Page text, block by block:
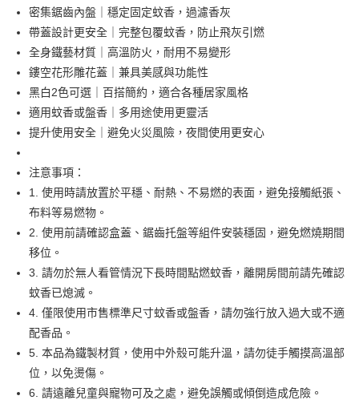
悠遊付
AFTEE先享後付
相關說明
【關於「AFTEE先享後付」】
AFTEE先享後付是「在收到商品之後才付款」的支付方式。 讓您購物簡單
１．簡單：不需註冊會員、不需綁卡、不需儲值。
２．便利：只要手機號碼，簡訊認證，即可結帳。
【「AFTEE先享後付」結帳流程】
１．於結帳方式選擇「AFTEE先享後付」後，將跳轉至「AFTEE先享後付」
結帳頁面，進行簡訊認證並確認金額後，即可完成結帳。
２．訂單成立數日內，您將收到繳費通知簡訊。
３．收到繳費通知簡訊後14天內，點擊此簡訊中的連結，可透過四大超商／
ATM／網路銀行／等多元方式進行付款，方視為交易完成。
購買商品的店家。未經商家同意取消之訂單仍視為有效，需透過AFTEE先享
後付繳納相關費用。
※ 交易是否成功請以「AFTEE先享後付 」之結帳頁面顯示為準，若有關於
是否繳費成功／繳費後需取消欲退款等相關疑問，請聯繫「AFTEE先享後付
客戶支援中心」
１．透過由恩沛科技股份有限公司提供之「AFTEE先享後付」服務完成之交
易，需依本服務之必要範圍內提供個人資料，並將交易相關給付款項請求債
ATM付款
運送方式
全家取貨付款
每筆NT$60，滿NT$499(含以上)免運費
每筆NT$60，滿NT$499(含以上)免運費
7-11取貨(快速到店)
每筆NT$115
宅配
每筆NT$100，滿NT$799(含以上)免運費
離島宅配
每筆NT$150
密集鋸齒內盤｜穩定固定蚊香，過濾香灰
帶蓋設計更安全｜完整包覆蚊香，防止飛灰引燃
全身鐵藝材質｜高溫防火，耐用不易變形
鏤空花形雕花蓋｜兼具美感與功能性
黑白2色可選｜百搭簡約，適合各種居家風格
適用蚊香或盤香｜多用途使用更靈活
提升使用安全｜避免火災風險，夜間使用更安心
注意事項：
1. 使用時請放置於平穩、耐熱、不易燃的表面，避免接觸紙張、
布料等易燃物。
2. 使用前請確認盒蓋、鋸齒托盤等組件安裝穩固，避免燃燒期間
移位。
3. 請勿於無人看管情況下長時間點燃蚊香，離開房間前請先確認
蚊香已熄滅。
4. 僅限使用市售標準尺寸蚊香或盤香，請勿強行放入過大或不適
配香品。
5. 本品為鐵製材質，使用中外殼可能升溫，請勿徒手觸摸高溫部
位，以免燙傷。
6. 請遠離兒童與寵物可及之處，避免誤觸或傾倒造成危險。